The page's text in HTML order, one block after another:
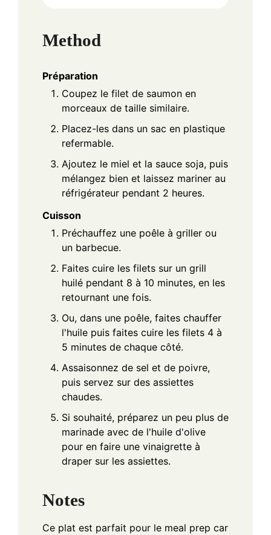
Method
Préparation
Coupez le filet de saumon en
morceaux de taille similaire.
Placez-les dans un sac en plastique
refermable.
Ajoutez le miel et la sauce soja, puis
mélangez bien et laissez mariner au
réfrigérateur pendant 2 heures.
Cuisson
Préchauffez une poêle à griller ou
un barbecue.
Faites cuire les filets sur un grill
huilé pendant 8 à 10 minutes, en les
retournant une fois.
Ou, dans une poêle, faites chauffer
l'huile puis faites cuire les filets 4 à
5 minutes de chaque côté.
Assaisonnez de sel et de poivre,
puis servez sur des assiettes
chaudes.
Si souhaité, préparez un peu plus de
marinade avec de l'huile d'olive
pour en faire une vinaigrette à
draper sur les assiettes.
Notes
Ce plat est parfait pour le meal prep car